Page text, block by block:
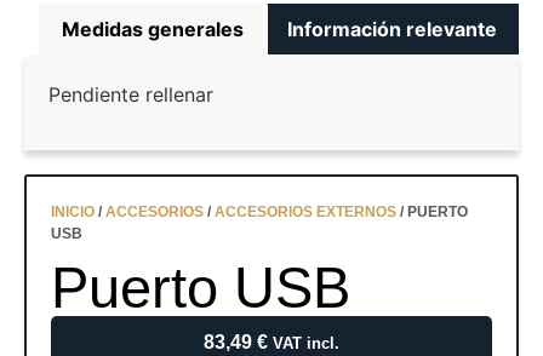
Medidas generales Información relevante
Pendiente rellenar
INICIO / ACCESORIOS / ACCESORIOS EXTERNOS / PUERTO
USB
Puerto USB
83,49 € VAT incl.